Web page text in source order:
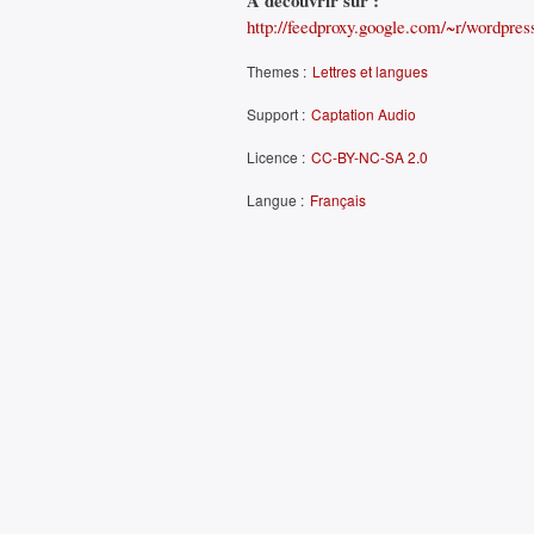
http://feedproxy.google.com/~r/
Themes : Lettres et langues
Support : Captation Audio
Licence : CC-BY-NC-SA 2.0
Langue : Français